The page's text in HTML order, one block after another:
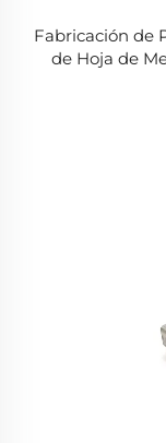
Fabricación de
de Hoja de